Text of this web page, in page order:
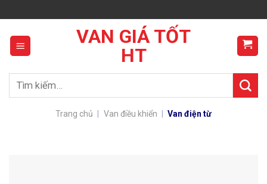
to
content
VAN GIÁ TỐT
HT
Tìm
Trang chủ Van điều khiển Van điện từ